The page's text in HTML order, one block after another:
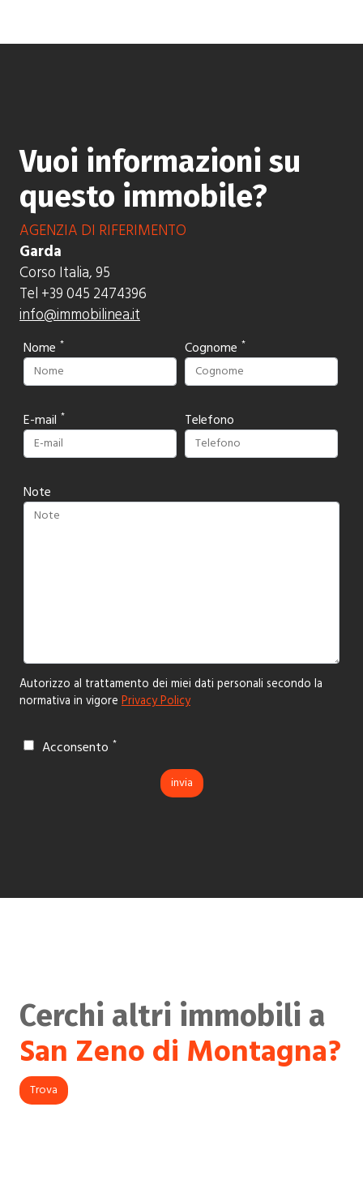
Vuoi informazioni su
questo immobile?
AGENZIA DI RIFERIMENTO
Garda
Corso Italia, 95
Tel +39 045 2474396
info@immobilinea.it
Nome Cognome
E-mail Telefono
Note
Autorizzo al trattamento dei miei dati personali secondo la
normativa in vigore Privacy Policy
Acconsento
Cerchi altri immobili a
San Zeno di Montagna?
Trova